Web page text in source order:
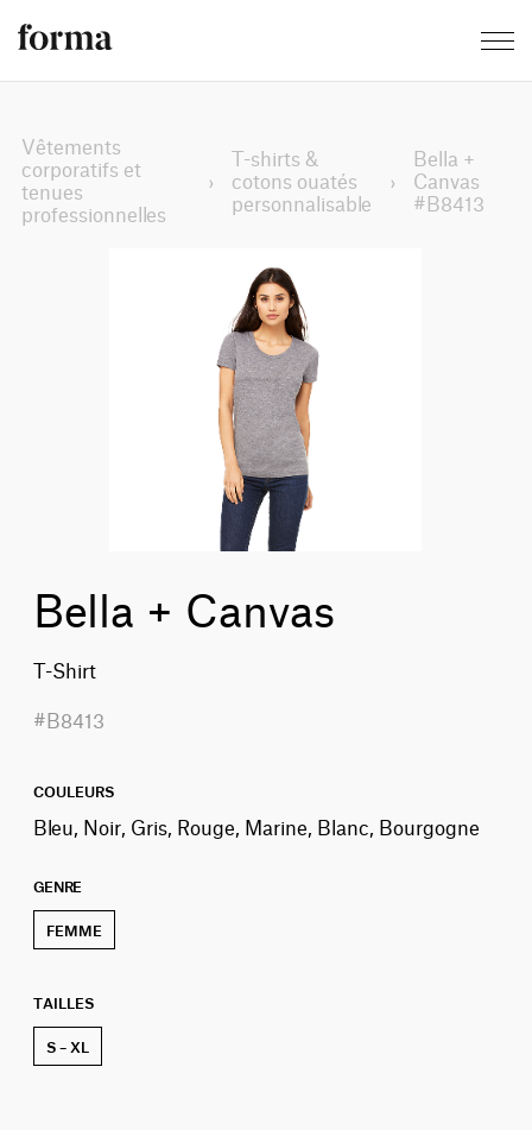
Vêtements
corporatifs et
tenues
professionnelles
›
T-shirts &
cotons ouatés
personnalisable
›
Bella +
Canvas
#B8413
Bella + Canvas
T-Shirt
#B8413
COULEURS
Bleu, Noir, Gris, Rouge, Marine, Blanc, Bourgogne
GENRE
FEMME
TAILLES
S – XL